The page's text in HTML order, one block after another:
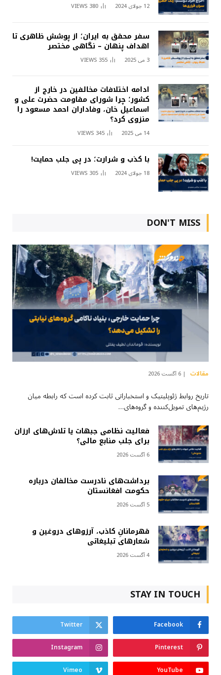
12 جولای 2024 380
VIEWS
سفر محقق به ایران؛ از پوشش ظاهری تا
اهداف پنهان – نگاهی مختصر
3 می 2025 355
VIEWS
ادامه اختلافات مخالفین در خارج از
کشور؛ چرا شورای مقاومت حضرت علی و
اسماعیل خان، وفاداران احمد مسعود را
منزوی کرد؟
14 می 2025 345
VIEWS
با کذب و شرارت؛ در پی جلب حمایت!
18 جولای 2024 305
VIEWS
DON'T MISS
مقالات 6 آگست 2026
تاریخ روابط ژئوپلیتیک و استخباراتی ثابت کرده است که رابطه میان
رژیم‌های تمویل‌کننده و گروه‌های…
فعالیت نظامی جبهات یا تلاش‌های ارزان
برای جلب منابع مالی؟
6 آگست 2026
برداشت‌های نادرست مخالفان درباره
حکومت افغانستان
5 آگست 2026
قهرمانانِ کاذب، آرزوهای دروغین و
شعارهای تبلیغاتی
4 آگست 2026
STAY IN TOUCH
Facebook
Twitter
Pinterest
Instagram
YouTube
Vimeo